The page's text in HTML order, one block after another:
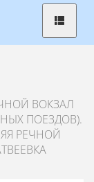
ВОКЗАЛ
ПОЕЗДОВ).
РЕЧНОЙ